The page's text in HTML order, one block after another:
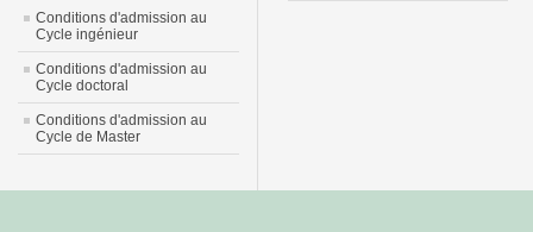
Conditions d'admission au
Cycle ingénieur
Conditions d'admission au
Cycle doctoral
Conditions d'admission au
Cycle de Master